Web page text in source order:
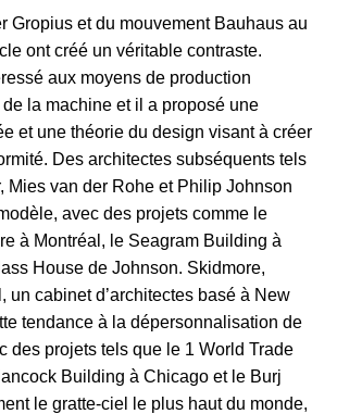
Gropius et du mouvement Bauhaus au
ont créé un véritable contraste.
aux moyens de production
de la machine et il a proposé une
et une théorie du design visant à créer
Des architectes subséquents tels
Mies van der Rohe et Philip Johnson
avec des projets comme le
à Montréal, le Seagram Building à
House de Johnson. Skidmore,
un cabinet d’architectes basé à New
tendance à la dépersonnalisation de
des projets tels que le 1 World Trade
Building à Chicago et le Burj
le gratte-ciel le plus haut du monde,